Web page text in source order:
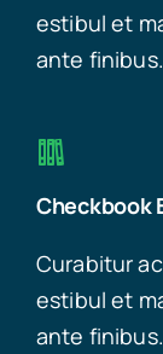
estibul et
ante finibus.
Checkbook
Curabitur
estibul et
ante finibus.